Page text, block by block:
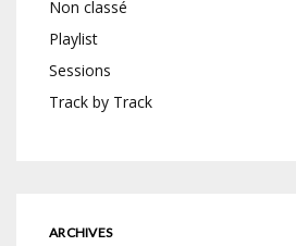
Non classé
Playlist
Sessions
Track by Track
ARCHIVES